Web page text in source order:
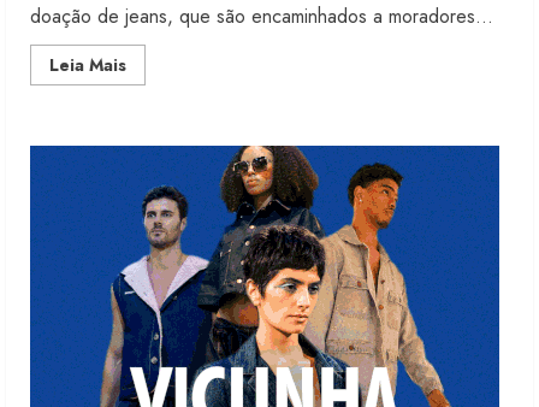
doação de jeans, que são encaminhados a moradores...
Leia MaisRead
more
Lobos
promoção
projeto
solidário
4
Fakini prevê R$345 milhões de
receita em 2026
4 de agosto de 2026
Projeto testa passaporte digital na
moda nacional